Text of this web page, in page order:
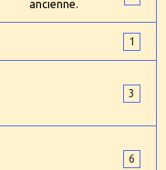
ancienne.
1
3
6